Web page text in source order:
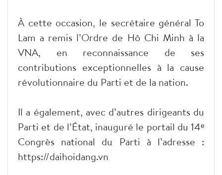
À cette occasion, le secrétaire général To
Lam a remis l’Ordre de Hô Chi Minh à la
VNA, en reconnaissance de ses
contributions exceptionnelles à la cause
révolutionnaire du Parti et de la nation.
Il a également, avec d’autres dirigeants du
Parti et de l’État, inauguré le portail du 14ᵉ
Congrès national du Parti à l’adresse :
https://daihoidang.vn